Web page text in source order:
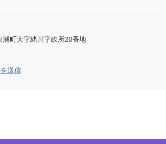
町大字緒川字政所20番地
送信